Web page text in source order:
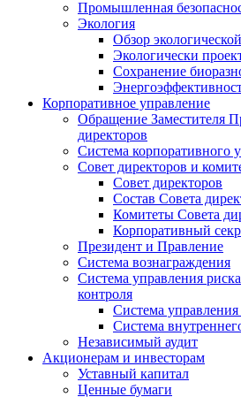
Промышленная
Экология
Обзор
Экологически
Сохранение
Корпоративное управление
Обращение Заместителя
директоров
Система корпоративного
Совет директоров и
Совет директоров
Состав Совета
Комитеты Совета
Корпоративный
Президент и Правление
Система вознаграждения
Система управления
контроля
Система
Система
Независимый аудит
Акционерам и инвесторам
Уставный капитал
Ценные бумаги